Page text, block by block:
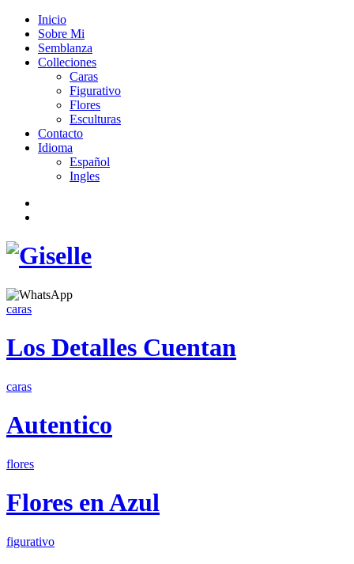
Inicio
Sobre Mi
Semblanza
Colleciones
Caras
Figurativo
Flores
Esculturas
Contacto
Idioma
Español
Ingles
caras
Los Detalles Cuentan
caras
Autentico
flores
Flores en Azul
figurativo